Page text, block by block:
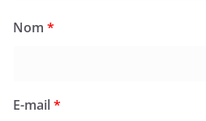
Nom *
E-mail*